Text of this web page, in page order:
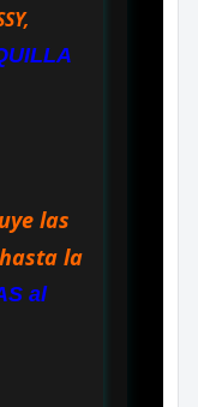
las
la
al